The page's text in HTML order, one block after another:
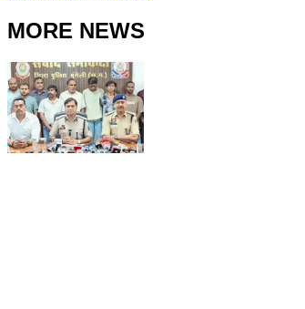
MORE NEWS